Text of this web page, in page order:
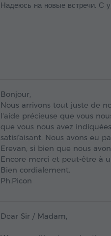
Надеюсь на новые встречи. С
Bonjour,
Nous arrivons tout juste de
l'aide précieuse que vous
que vous nous avez
satisfaisant. Nous avons eu
Erevan, si bien que nous
Encore merci et peut-être à
Bien cordialement.
Ph.Picon
Dear Sir / Madam,